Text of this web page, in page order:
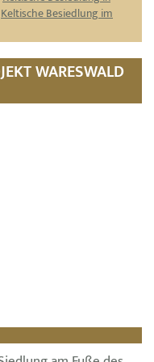
Keltische Besiedlung im
WARESWALD